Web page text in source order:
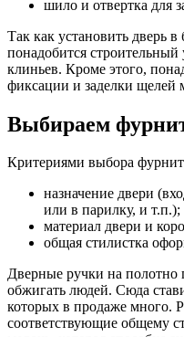
шило и отвертка для
Так как установить дверь
понадобится
клиньев. Кроме этого,
фиксации и заделки щелей
Выбираем
Критериями выбора
назначение двери
или в парилку, и т.п.);
материал двери и
общая стилистка
Дверные ручки на полотно
обжигать людей. Сюда
которых в продаже много.
соответствующие общему